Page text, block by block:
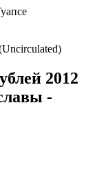
2012
-